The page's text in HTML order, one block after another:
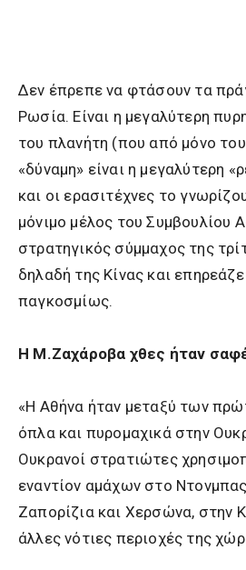
Δεν έπρεπε να φτάσουν τα
Ρωσία. Είναι η μεγαλύτερη
του πλανήτη (που από μόνο
«δύναμη» είναι η μεγαλύτερη
και οι ερασιτέχνες το
μόνιμο μέλος του Συμβουλίου
στρατηγικός σύμμαχος της
δηλαδή της Κίνας και
παγκοσμίως.
Η Μ.Ζαχάροβα χθες ήταν
«Η Αθήνα ήταν μεταξύ των
όπλα και πυρομαχικά στην
Ουκρανοί στρατιώτες
εναντίον αμάχων στο
Ζαπορίζια και Χερσώνα, στην
άλλες νότιες περιοχές της